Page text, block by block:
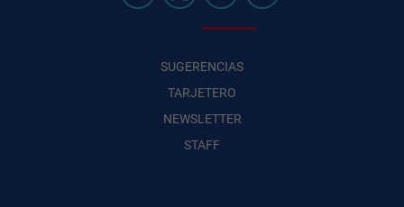
SUGERENCIAS
TARJETERO
NEWSLETTER
STAFF